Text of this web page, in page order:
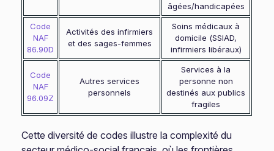
âgées/handicapées
Code
NAF
86.90D
Activités des infirmiers
et des sages-femmes
Soins médicaux à
domicile (SSIAD,
infirmiers libéraux)
Code
NAF
96.09Z
Autres services
personnels
Services à la
personne non
destinés aux publics
fragiles
Cette diversité de codes illustre la complexité du